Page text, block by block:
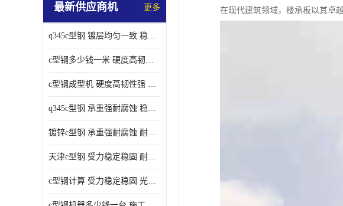
最新供应商机 更多
q345c型钢 镀层均匀一致 稳重支撑承载力大
c型钢多少钱一米 硬度高韧性强 光洁无毛刺
c型钢成型机 硬度高韧性强 防腐耐蚀性能好
q345c型钢 承重强耐腐蚀 稳重支撑承载力大
镀锌c型钢 承重强耐腐蚀 耐腐蚀 耐高温
天津c型钢 受力稳定稳固 耐腐蚀 耐高温
c型钢计算 受力稳定稳固 光洁无毛刺
在现代建筑领域，楼承板以其卓